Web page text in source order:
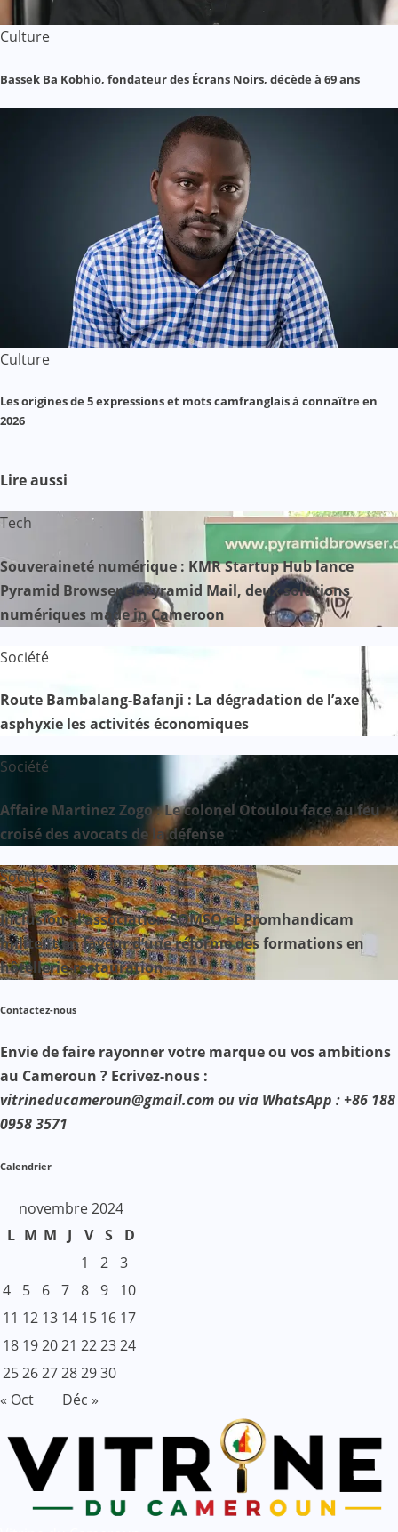
Culture
Bassek Ba Kobhio, fondateur des Écrans Noirs, décède à 69 ans
Culture
Les origines de 5 expressions et mots camfranglais à connaître en
2026
Lire aussi
Tech
Souveraineté numérique : KMR Startup Hub lance
Pyramid Browser et Pyramid Mail, deux solutions
numériques made in Cameroon
Société
Route Bambalang-Bafanji : La dégradation de l’axe
asphyxie les activités économiques
Société
Affaire Martinez Zogo : Le colonel Otoulou face au feu
croisé des avocats de la défense
Société
Inclusion : l’association SOMSO et Promhandicam
militent en faveur d’une réforme des formations en
hôtellerie-restauration
Contactez-nous
Envie de faire rayonner votre marque ou vos ambitions
au Cameroun ? Ecrivez-nous :
vitrineducameroun@gmail.com ou via WhatsApp : +86 188
0958 3571
Calendrier
novembre 2024
L M M J V S
D
1
2 3
4
5 6 7 8 9
10
11 12 13 14 15 16 17
18 192021 222324
252627282930
« Oct
Déc »